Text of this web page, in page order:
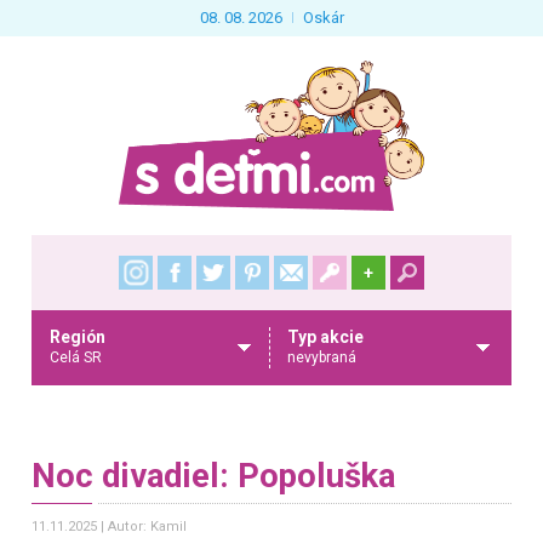
08. 08. 2026 Oskár
+
Región
Celá SR
Typ akcie
nevybraná
Noc divadiel: Popoluška
11.11.2025 Autor: Kamil